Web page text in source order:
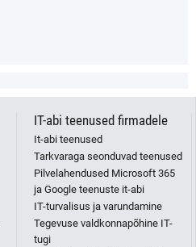
IT-abi teenused firmadele
It-abi teenused
Tarkvaraga seonduvad teenused
Pilvelahendused Microsoft 365
ja Google teenuste it-abi
IT-turvalisus ja varundamine
Tegevuse valdkonnapõhine IT-
tugi